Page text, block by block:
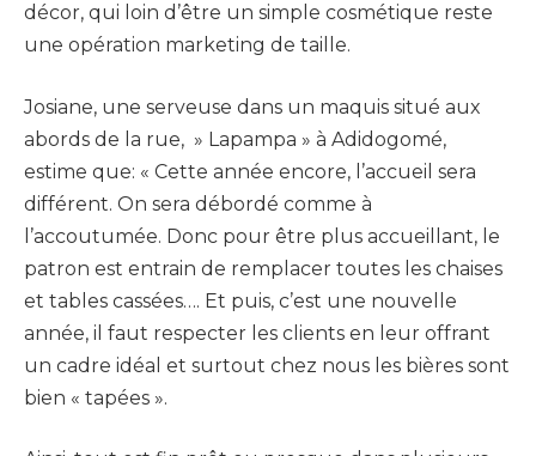
décor, qui loin d’être un simple cosmétique reste
une opération marketing de taille.
Josiane, une serveuse dans un maquis situé aux
abords de la rue, » Lapampa » à Adidogomé,
estime que: « Cette année encore, l’accueil sera
différent. On sera débordé comme à
l’accoutumée. Donc pour être plus accueillant, le
patron est entrain de remplacer toutes les chaises
et tables cassées…. Et puis, c’est une nouvelle
année, il faut respecter les clients en leur offrant
un cadre idéal et surtout chez nous les bières sont
bien « tapées ».